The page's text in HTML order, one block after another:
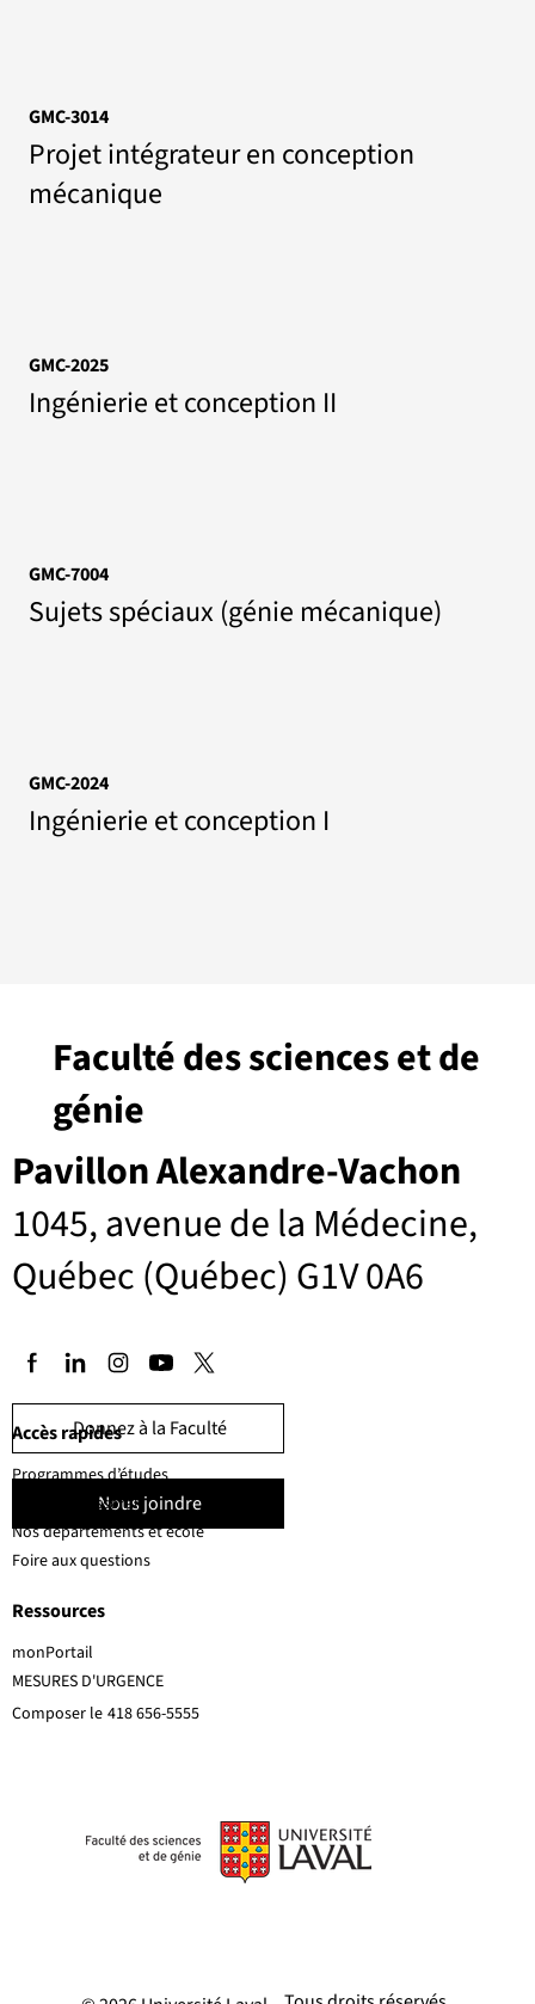
GMC-3014
Projet intégrateur en conception
mécanique
GMC-2025
Ingénierie et conception II
GMC-7004
Sujets spéciaux (génie mécanique)
GMC-2024
Ingénierie et conception I
Pavillon Alexandre-Vachon
1045, avenue de la Médecine,
Québec (Québec) G1V 0A6
Faculté des sciences et de
génie
Donnez à la Faculté
Nous joindre
MESURES D'URGENCE
Composer le 418 656-5555
Accès rapides
Ressources
Programmes d’études
Corps professoral
Nos départements et école
Foire aux questions
monPortail